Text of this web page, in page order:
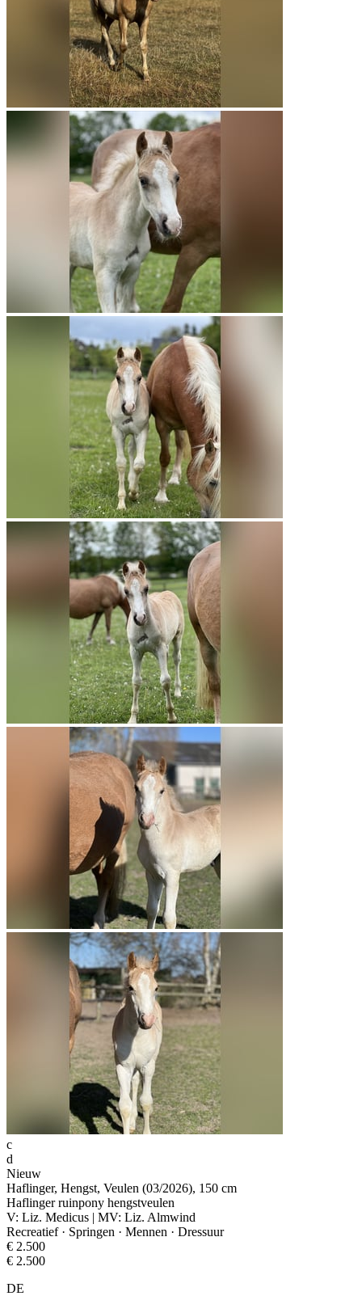
c
d
Nieuw
Haflinger, Hengst, Veulen (03/2026), 150 cm
Haflinger ruinpony hengstveulen
V: Liz. Medicus | MV: Liz. Almwind
Recreatief · Springen · Mennen · Dressuur
€ 2.500
€ 2.500
DE